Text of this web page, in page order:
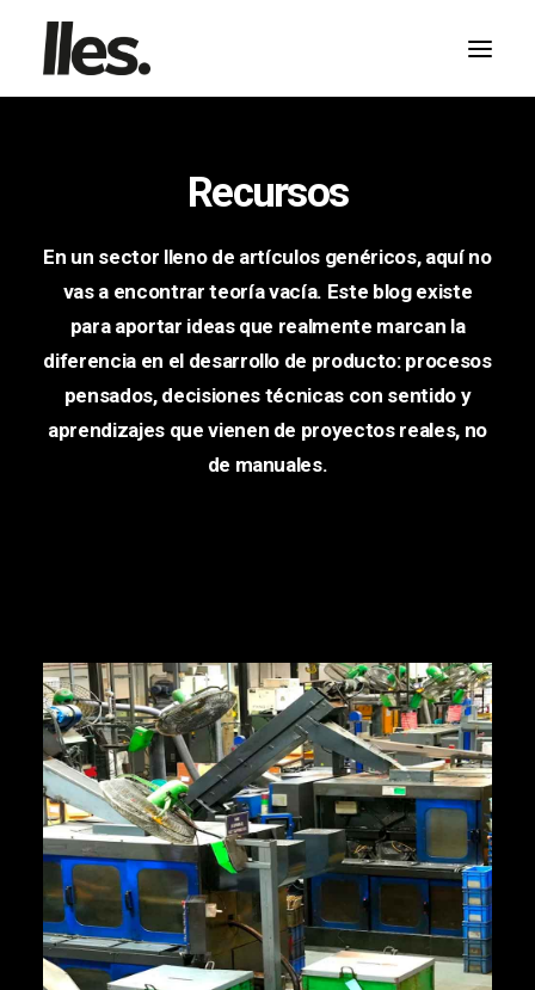
HABLA CON NOSOTROS
Recursos
En un sector lleno de artículos genéricos, aquí no
vas a encontrar teoría vacía. Este blog existe
para aportar ideas que realmente marcan la
diferencia en el desarrollo de producto: procesos
pensados, decisiones técnicas con sentido y
aprendizajes que vienen de proyectos reales, no
de manuales.